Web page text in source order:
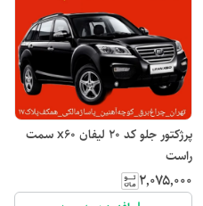
پرژکتور جلو کد ۲۰ لیفان x60 سمت
راست
۲٬۰۷۵٬۰۰۰